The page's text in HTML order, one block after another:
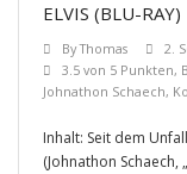
ELVIS (BLU-RAY)
ByThomas 2.
3.5 von 5 Punkten,
Johnathon Schaech,
Inhalt: Seit dem
(Johnathon